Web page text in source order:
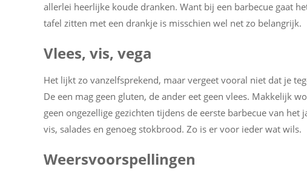
allerlei heerlijke koude dranken. Want bij een barbecue gaat
tafel zitten met een drankje is misschien wel net zo belangrijk.
Vlees, vis, vega
Het lijkt zo vanzelfsprekend, maar vergeet vooral niet dat je
De een mag geen gluten, de ander eet geen vlees. Makkelijk
geen ongezellige gezichten tijdens de eerste barbecue van
vis, salades en genoeg stokbrood. Zo is er voor ieder wat wils.
Weersvoorspellingen